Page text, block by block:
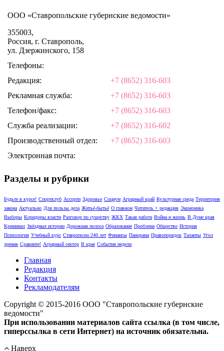
ООО «Ставропольские губернские ведомости»
355003,
Россия, г. Ставрополь,
ул. Дзержинского, 158
Телефоны:
Редакция:
+7 (8652) 316-603
Рекламная служба:
+7 (8652) 316-603
Телефон/факс:
+7 (8652) 316-603
Служба реализации:
+7 (8652) 316-602
Производственный отдел:
+7 (8652) 316-603
Электронная почта:
Разделы и рубрики
Будьте в курсе! Спортклуб Ассорти Здоровье Социум Аграрный край Культурная среда Территория
закона Актуально Для пользы дела Житьё-бытьё О главном Читатель + редакция Экономика
Выборы Коридоры власти Разговор по существу ЖКХ Такая работа Война и жизнь В Думе края
Криминал Звёздные истории Дорожная полоса Образование Проблема Общество История
Психология Учебный курс Ставрополю 240 лет Финансы Панорама Правопорядок Таланты Угол
зрения Сравните! Аграрный сектор В крае События недели
Главная
Редакция
Контакты
Рекламодателям
Copyright © 2015-2016 ООО "Ставропольские губернские
ведомости"
При использовании материалов сайта ссылка (в том числе,
гиперссылка в сети Интернет) на источник обязательна.
Наверх